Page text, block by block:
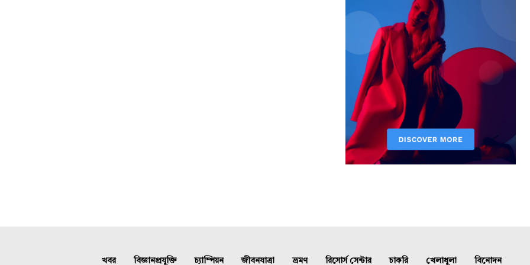
খবর বিজ্ঞানপ্রযুক্তি চ্যাম্পিয়ন জীবনযাত্রা ভ্রমণ রিসোর্স সেন্টার চাকরি খেলাধুলা বিনোদন